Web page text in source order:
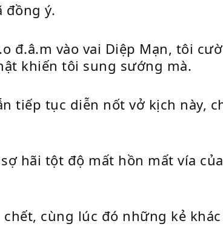
đồng ý.
đ.â.m vào vai Diệp Mạn, tôi
khiến tôi sung sướng mà.
tiếp tục diễn nốt vở kịch này,
hãi tột độ mất hồn mất vía
chết, cùng lúc đó những kẻ